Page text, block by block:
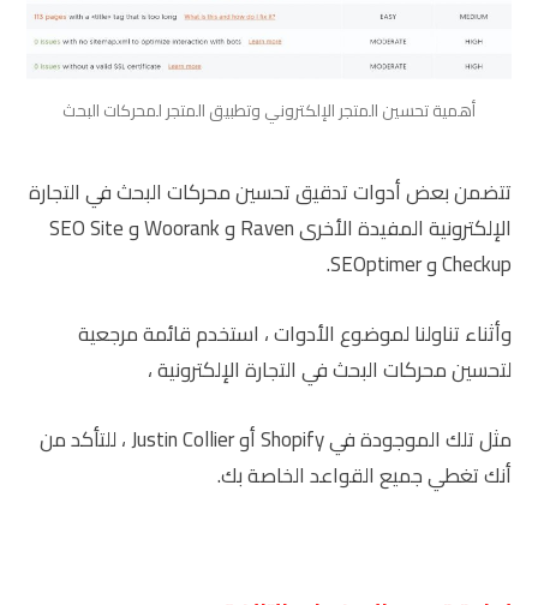
أهمية تحسين المتجر الإلكتروني وتطبيق المتجر لمحركات البحث
تتضمن بعض أدوات تدقيق تحسين محركات البحث في التجارة
الإلكترونية المفيدة الأخرى Raven و Woorank و SEO Site
Checkup و SEOptimer.
وأثناء تناولنا لموضوع الأدوات ، استخدم قائمة مرجعية
لتحسين محركات البحث في التجارة الإلكترونية ،
مثل تلك الموجودة في Shopify أو Justin Collier ، للتأكد من
أنك تغطي جميع القواعد الخاصة بك.